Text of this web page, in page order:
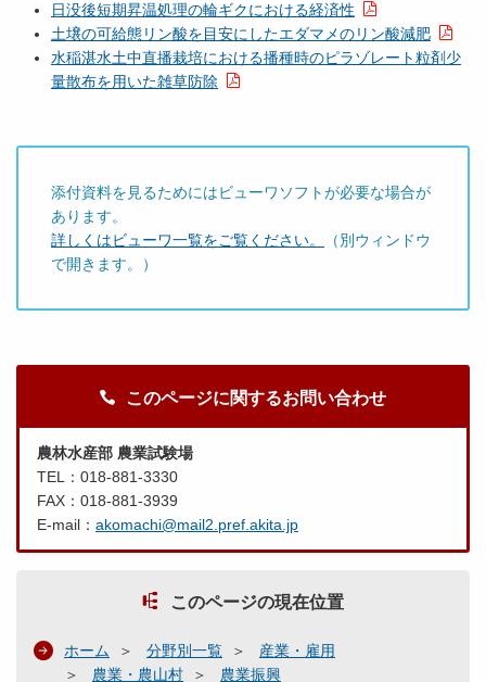
日没後短期昇温処理の輪ギクにおける経済性
土壌の可給態リン酸を目安にしたエダマメのリン酸減肥
水稲湛水土中直播栽培における播種時のピラゾレート粒剤少
量散布を用いた雑草防除
添付資料を見るためにはビューワソフトが必要な場合が
あります。
詳しくはビューワ一覧をご覧ください。
（別ウィンドウ
で開きます。）
このページに関するお問い合わせ
農林水産部 農業試験場
TEL：018-881-3330
FAX：018-881-3939
E-mail： akomachi@mail2.pref.akita.jp
このページの現在位置
ホーム 分野別一覧
産業・雇用
農業・農山村
農業振興